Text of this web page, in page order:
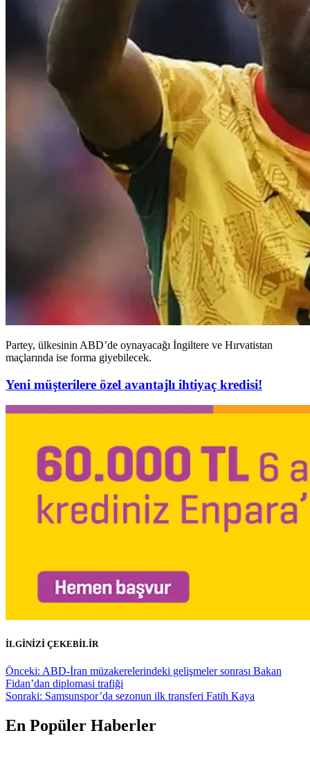
Partey, ülkesinin ABD’de oynayacağı İngiltere ve Hırvatistan
maçlarında ise forma giyebilecek.
Yeni müşterilere özel avantajlı ihtiyaç kredisi!
İLGİNİZİ ÇEKEBİLİR
Yazı
gezinmesi
Önceki: ABD-İran müzakerelerindeki gelişmeler sonrası Bakan
Fidan’dan diplomasi trafiği
Sonraki: Samsunspor’da sezonun ilk transferi Fatih Kaya
En Popüler Haberler